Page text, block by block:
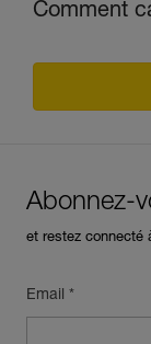
Comment
Abonnez-
et restez connecté
Email *